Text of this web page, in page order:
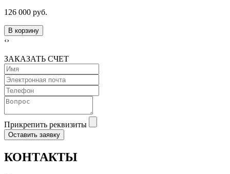
126 000 руб.
В корзину
‹›
ЗАКАЗАТЬ СЧЕТ
Прикрепить реквизиты
Оставить заявку
КОНТАКТЫ